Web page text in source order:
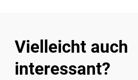
Vielleicht auch
interessant?